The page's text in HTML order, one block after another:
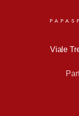
Viale